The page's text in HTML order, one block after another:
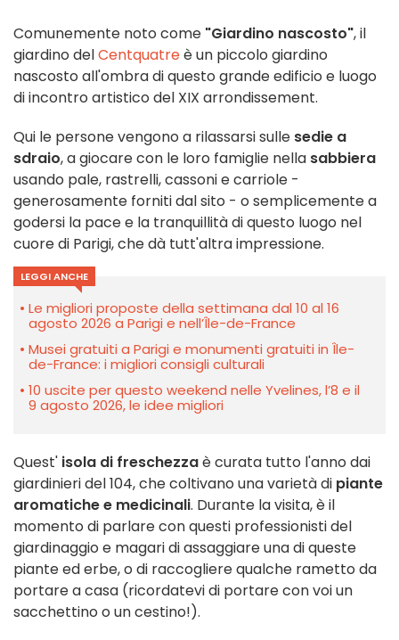
Comunemente noto come "Giardino nascosto", il
giardino delCentquatreè un piccolo giardino
nascosto all'ombra di questo grande edificio e luogo
di incontro artistico del XIX arrondissement.
Qui le persone vengono a rilassarsi sulle sedie a
sdraio, a giocare con le loro famiglie nella sabbiera
usando pale, rastrelli, cassoni e carriole -
generosamente forniti dal sito - o semplicemente a
godersi la pace e la tranquillità di questo luogo nel
cuore di Parigi, che dà tutt'altra impressione.
LEGGI ANCHE
Le migliori proposte della settimana dal 10 al 16
agosto 2026 a Parigi e nell’Île-de-France
Musei gratuiti a Parigi e monumenti gratuiti in Île-
de-France: i migliori consigli culturali
10 uscite per questo weekend nelle Yvelines, l’8 e il
9 agosto 2026, le idee migliori
Quest' isola di freschezzaè curata tutto l'anno dai
giardinieri del 104, che coltivano una varietà di piante
aromatiche e medicinali. Durante la visita, è il
momento di parlare con questi professionisti del
giardinaggio e magari di assaggiare una di queste
piante ed erbe, o di raccogliere qualche rametto da
portare a casa (ricordatevi di portare con voi un
sacchettino o un cestino!).